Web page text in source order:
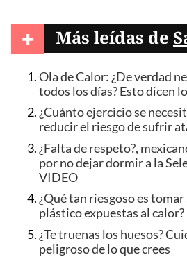
+ Más leídas de
Ola de Calor: ¿De verdad
todos los días? Esto dicen
¿Cuánto ejercicio se
reducir el riesgo de sufrir
¿Falta de respeto?,
por no dejar dormir a la
VIDEO
¿Qué tan riesgoso es
plástico expuestas al calor?
¿Te truenas los huesos?
peligroso de lo que crees